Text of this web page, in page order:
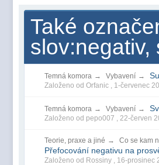
Také
slov:negativ,
Temná komora → Vybavení →
Založeno od Orfanic , 1-červenec
Temná komora → Vybavení →
Založeno od pepo007 , 22-červen
Teorie, praxe a jiné → Co se kam
Přefocování negativu na
Založeno od Rossiny , 16-prosinec